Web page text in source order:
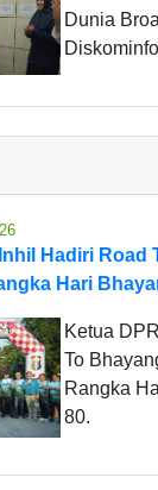
Dunia
Hadiri Road
Hari
Ketua
To
Rangka
80.